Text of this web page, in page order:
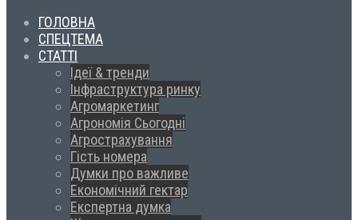
ГОЛОВНА
СПЕЦТЕМА
СТАТТІ
Ідеї & тренди
Інфраструктура ринку
Агромаркетинг
Агрономія Сьогодні
Агрострахування
Гість номера
Думки про важливе
Економічний гектар
Експертна думка